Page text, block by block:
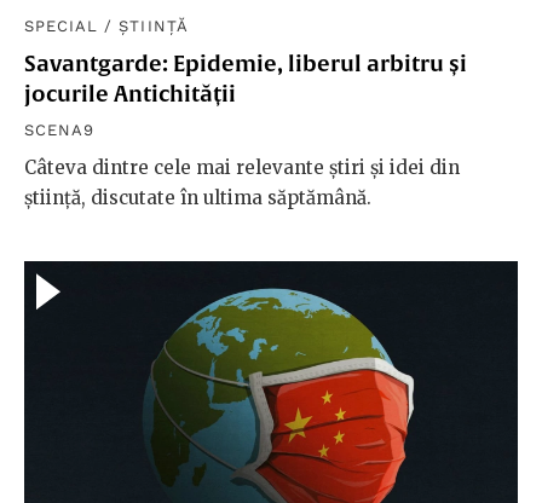
SPECIAL /ȘTIINȚĂ
Savantgarde: Epidemie, liberul arbitru și
jocurile Antichității
SCENA9
Câteva dintre cele mai relevante știri și idei din
știință, discutate în ultima săptămână.